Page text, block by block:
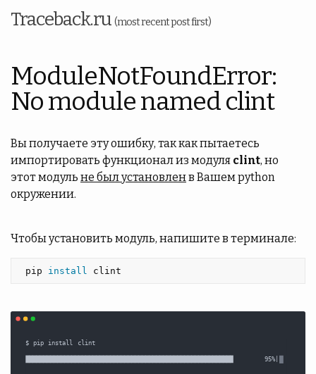
Traceback.ru (most recent post first)
ModuleNotFoundError:
No module named clint
Вы получаете эту ошибку, так как пытаетесь
импортировать функционал из модуля clint, но
этот модуль не был установленв Вашем python
окружении.
Чтобы установить модуль, напишите в терминале:
pip install clint